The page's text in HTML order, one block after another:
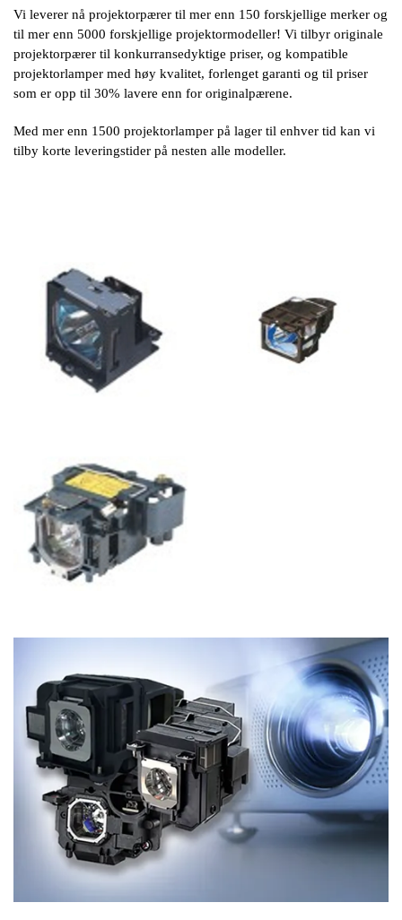
Vi leverer nå projektorpærer til mer enn 150 forskjellige merker og
til mer enn 5000 forskjellige projektormodeller! Vi tilbyr originale
projektorpærer til konkurransedyktige priser, og kompatible
projektorlamper med høy kvalitet, forlenget garanti og til priser
som er opp til 30% lavere enn for originalpærene.
Med mer enn 1500 projektorlamper på lager til enhver tid kan vi
tilby korte leveringstider på nesten alle modeller.